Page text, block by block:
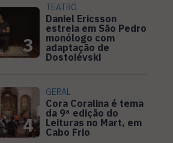
3
TEATRO
Daniel Ericsson
estreia em São Pedro
monólogo com
adaptação de
Dostoiévski
4
GERAL
Cora Coralina é tema
da 9ª edição do
Leituras no Mart, em
Cabo Frio